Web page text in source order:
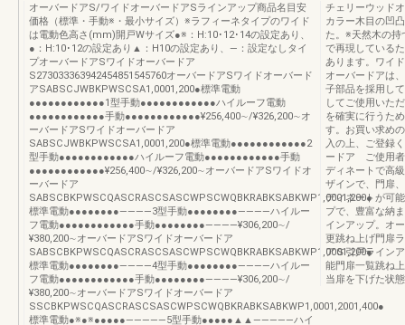
オーバードアS/ワイドオーバードアSラインアップ商品名目安
価格（標準・手動※・最小サイズ）※ラフィーネタイプのワイド
は電動色高さ(mm)開戸Wサイズ●※：H:10･12･14の設定あり、
●：H:10･12の設定あり▲：H10の設定あり、―：設定なしタイ
プオーバードアSワイドオーバードア
S273033363942454851545760オーバードアSワイドオーバード
アSABSCJWBKPWSCSA1,0001,200●標準電動
●●●●●●●●●●●●1型手動●●●●●●●●●●●●ハイルーフ電動
●●●●●●●●●●●●手動●●●●●●●●●●●●¥256,400∼/¥326,200∼オ
ーバードアSワイドオーバードア
SABSCJWBKPWSCSA1,0001,200●標準電動●●●●●●●●●●●●2
型手動●●●●●●●●●●●●ハイルーフ電動●●●●●●●●●●●●手動
●●●●●●●●●●●●¥256,400∼/¥326,200∼オーバードアSワイドオ
ーバードア
SABSCBKPWSCQASCRASCSASCWPSCWQBKRABKSABKWP1,0001,200●
標準電動●●●●●●●●――――3型手動●●●●●●●●――――ハイルー
フ電動●●●●●●●●●●●●手動●●●●●●●●――――¥306,200∼/
¥380,200∼オーバードアSワイドオーバードア
SABSCBKPWSCQASCRASCSASCWPSCWQBKRABKSABKWP1,0001,200●
標準電動●●●●●●●●――――4型手動●●●●●●●●――――ハイルー
フ電動●●●●●●●●●●●●手動●●●●●●●●――――¥306,200∼/
¥380,200∼オーバードアSワイドオーバードア
SSCBKPWSCQASCRASCSASCWPSCWQBKRABKSABKWP1,0001,2001,400●
標準電動●※●※●●●●●―――――5型手動●●●●●▲▲―――――ハイ
チェリーウッド
カラー木目の凹
た。※天然木の持
で再現している
あります。ワイ
オーバードアは
子部品を採用し
してご使用いた
を確実に行うた
す。お買い求め
入の上、ご登録
ードア ご使用者
ディネートで高
ザインで、門扉
ディネートが可
プで、豊富な納
インアップ。オ
更跳ね上げ門扉
アＳ引戸ライン
能門扉一覧跳ね
当扉を下げた状態